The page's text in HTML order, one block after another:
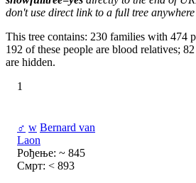
don't use direct link to a full tree anywhere
This tree contains: 230 families with 474
192 of these people are blood relatives;
are hidden.
1
♂ w Bernard van
Laon
Рођење: ~ 845
Смрт: < 893